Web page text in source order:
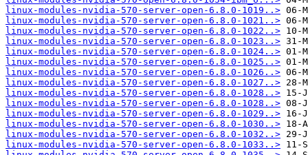
linux-modules-nvidia-570-server-open-6.8.0-1019..>
linux-modules-nvidia-570-server-open-6.8.0-1021..>
linux-modules-nvidia-570-server-open-6.8.0-1022..>
linux-modules-nvidia-570-server-open-6.8.0-1023..>
linux-modules-nvidia-570-server-open-6.8.0-1024..>
linux-modules-nvidia-570-server-open-6.8.0-1025..>
linux-modules-nvidia-570-server-open-6.8.0-1026..>
linux-modules-nvidia-570-server-open-6.8.0-1027..>
linux-modules-nvidia-570-server-open-6.8.0-1028..>
linux-modules-nvidia-570-server-open-6.8.0-1028..>
linux-modules-nvidia-570-server-open-6.8.0-1029..>
linux-modules-nvidia-570-server-open-6.8.0-1030..>
linux-modules-nvidia-570-server-open-6.8.0-1032..>
linux-modules-nvidia-570-server-open-6.8.0-1033..>